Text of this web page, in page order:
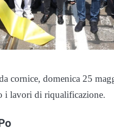
cornice, domenica 25
i lavori di riqualificazione.